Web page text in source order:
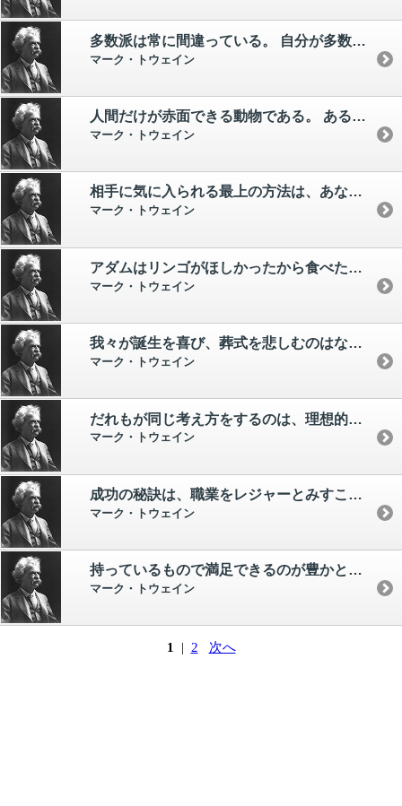
多数派は常に間違っている。 自分が多数派にまわったと知ったら、それは必ず行いを改めるときだ。
マーク・トウェイン
人間だけが赤面できる動物である。 あるいは、そうする必要のある動物である。 人間は時間のなかに生活してもさらに進んで永遠のなかにはいり、肉体的な水準を棄てて、精神的な水準に生きるようにつとめねばならない。
マーク・トウェイン
相手に気に入られる最上の方法は、あなたが聞いたとおり、相手が語ったことを再び語ることだ。
マーク・トウェイン
アダムはリンゴがほしかったから食べたのではなかった。 禁じられていたからこそ食べたのだ。
マーク・トウェイン
我々が誕生を喜び、葬式を悲しむのはなぜか？ それは当事者でないからだ。
マーク・トウェイン
だれもが同じ考え方をするのは、理想的なことではない。 みんなの意見が違うから、競馬も成り立つのだから。
マーク・トウェイン
成功の秘訣は、職業をレジャーとみすことだ。
マーク・トウェイン
持っているもので満足できるのが豊かということだ。 もっとお金が欲しいと思っているかぎり、その人は豊かではない。
マーク・トウェイン
1 | 2 次へ